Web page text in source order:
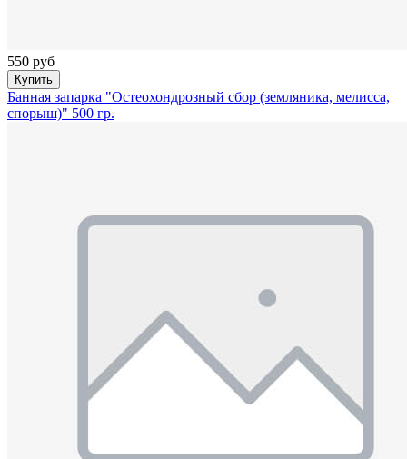
550 руб
Купить
Банная запарка "Остеохондрозный сбор (земляника, мелисса,
спорыш)" 500 гр.